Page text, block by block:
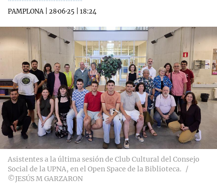
PAMPLONA| 28·06·25 18:24
Asistentes a la última sesión de Club Cultural del Consejo
Social de la UPNA, en el Open Space de la Biblioteca.
©JESÚS M GARZARON